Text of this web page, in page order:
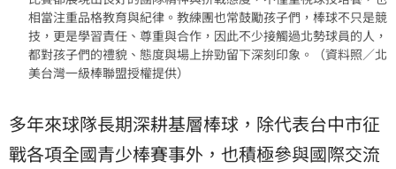
相當注重品格教育與紀律。教練團也常鼓勵孩子們，棒球不只是競
技，更是學習責任、尊重與合作，因此不少接觸過北勢球員的人，
都對孩子們的禮貌、態度與場上拚勁留下深刻印象。（資料照／北
美台灣一級棒聯盟授權提供）
多年來球隊長期深耕基層棒球，除代表台中市征
戰各項全國青少棒賽事外，也積極參與國際交流